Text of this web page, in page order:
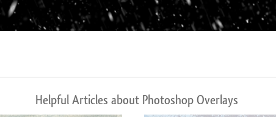
Helpful Articles about Photoshop Overlays